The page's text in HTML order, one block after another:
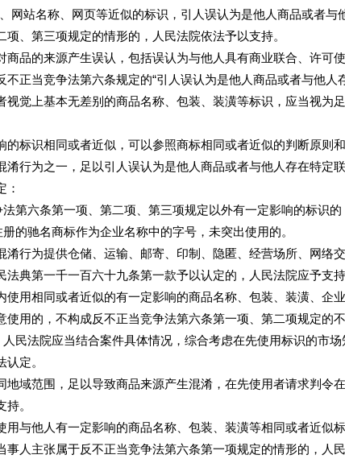
网站名称、网页等近似的标识，引人误认为是他人商品或者与
、第三项规定的情形的，人民法院依法予以支持。
品的来源产生误认，包括误认为与他人具有商业联合、许可
正当竞争法第六条规定的“引人误认为是他人商品或者与他人
觉上基本无差别的商品名称、包装、装潢等标识，应当视为
识相同或者近似，可以参照商标相同或者近似的判断原则和
行为之一，足以引人误认为是他人商品或者与他人存在特定
：
六条第一项、第二项、第三项规定以外有一定影响的标识的
驰名商标作为企业名称中的字号，未突出使用的。
行为提供仓储、运输、邮寄、印制、隐匿、经营场所、网络
典第一千一百六十九条第一款予以认定的，人民法院应予支持
用相同或者近似的有一定影响的商品名称、包装、装潢、企
用的，不构成反不正当竞争法第六条第一项、第二项规定的不
民法院应当结合案件具体情况，综合考虑在先使用标识的市场
定。
域范围，足以导致商品来源产生混淆，在先使用者请求判令
。
与他人有一定影响的商品名称、包装、装潢等相同或者近似
人主张属于反不正当竞争法第六条第一项规定的情形的，人民